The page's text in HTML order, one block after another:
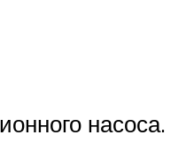
насоса.